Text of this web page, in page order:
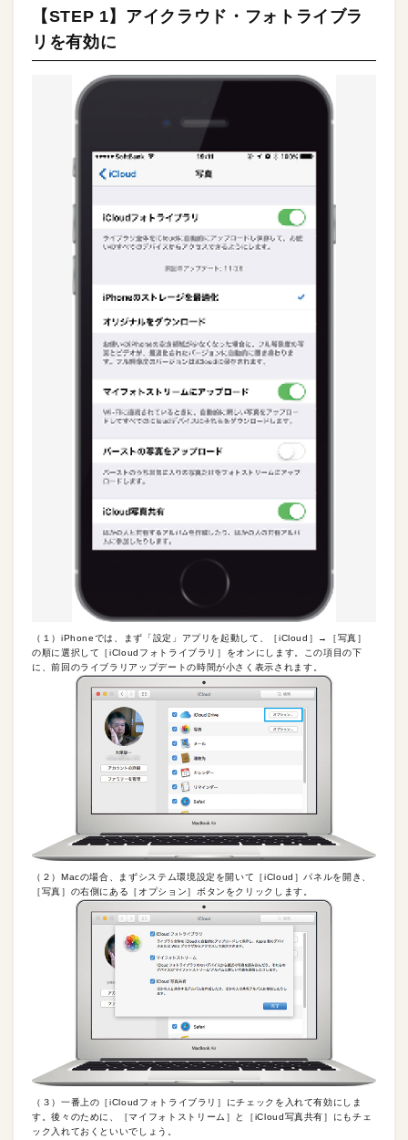
【STEP 1】アイクラウド・フォトライブラ
リを有効に
（１）iPhoneでは、まず「設定」アプリを起動して、［iCloud］→［写真］
の順に選択して［iCloudフォトライブラリ］をオンにします。この項目の下
に、前回のライブラリアップデートの時間が小さく表示されます。
（２）Macの場合、まずシステム環境設定を開いて［iCloud］パネルを開き、
［写真］の右側にある［オプション］ボタンをクリックします。
（３）一番上の［iCloudフォトライブラリ］にチェックを入れて有効にしま
す。後々のために、［マイフォトストリーム］と［iCloud写真共有］にもチェ
ック入れておくといいでしょう。